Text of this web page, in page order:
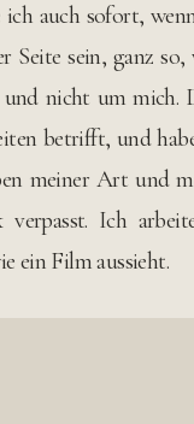
auch sofort,
Seite sein, ganz
nicht um
betrifft, und
meiner Art und
Ich
ein Film aussieht.